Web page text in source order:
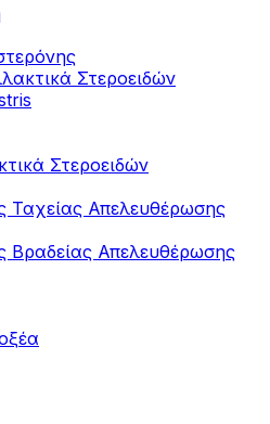
Στεροειδών
Στεροειδών
Ταχείας Απελευθέρωσης
Βραδείας Απελευθέρωσης